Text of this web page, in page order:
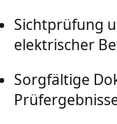
Sichtprüfung
elektrischer
Sorgfältige